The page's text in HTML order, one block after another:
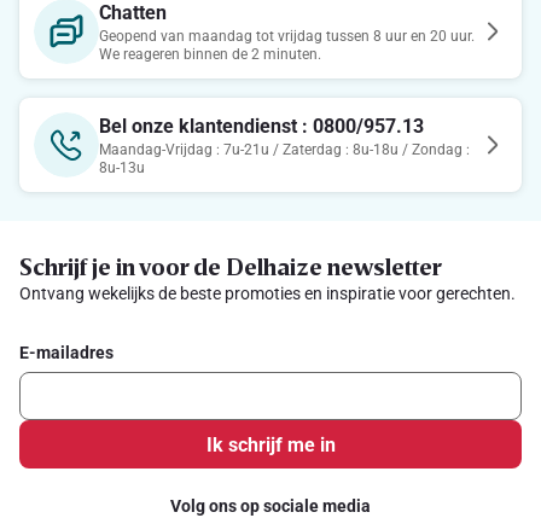
Chatten
Geopend van maandag tot vrijdag tussen 8 uur en 20 uur.
We reageren binnen de 2 minuten.
Bel onze klantendienst : 0800/957.13
Maandag-Vrijdag : 7u-21u / Zaterdag : 8u-18u / Zondag :
8u-13u
Schrijf je in voor de Delhaize newsletter
Ontvang wekelijks de beste promoties en inspiratie voor gerechten.
E-mailadres
Ik schrijf me in
Volg ons op sociale media